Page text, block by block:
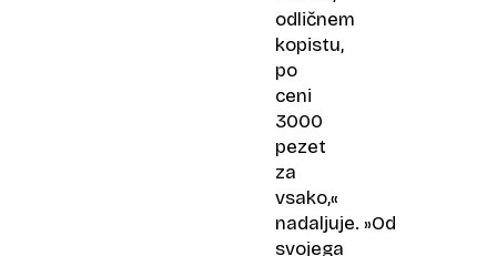
odličnem
kopistu,
po
ceni
3000
pezet
za
vsako,«
nadaljuje. »Od
svojega